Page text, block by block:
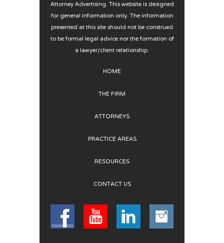
Attorney Advertising. This website is designed
for general information only. The information
presented at this site should not be construed
to be formal legal advice nor the formation of
a lawyer/client relationship.
HOME
THE FIRM
ATTORNEYS
PRACTICE AREAS
RESOURCES
CONTACT US